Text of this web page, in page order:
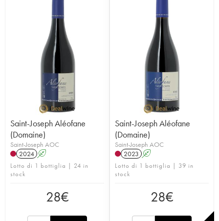
Saint-Joseph Aléofane
(Domaine)
Saint-Joseph AOC
2024 A
Lotto di 1 bottiglia | 24 in
stock
28€
Saint-Joseph Aléofane
(Domaine)
Saint-Joseph AOC
2023 A
Lotto di 1 bottiglia | 39 in
stock
28€